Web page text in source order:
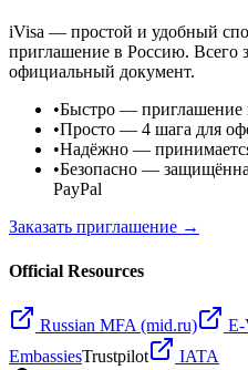
iVisa — простой и удобный
приглашение в Россию. Всего
официальный документ.
•Быстро — приглашение
•Просто — 4 шага для
•Надёжно —
•Безопасно —
PayPal
Заказать приглашение →
Official Resources
Russian MFA (mid.ru)
EmbassiesTrustpilot
IATA